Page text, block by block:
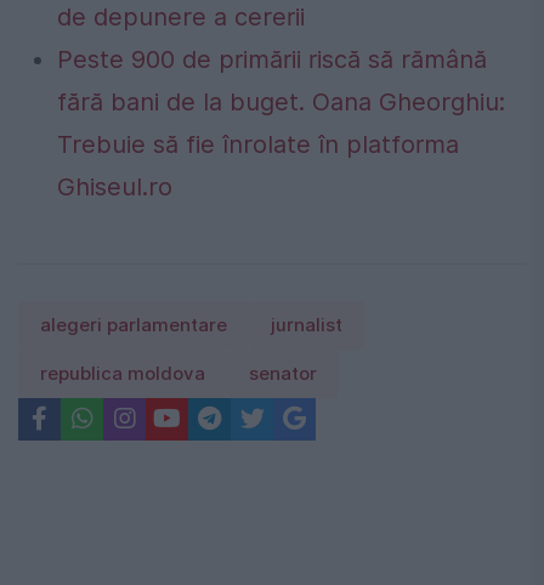
de depunere a cererii
Peste 900 de primării riscă să rămână
fără bani de la buget. Oana Gheorghiu:
Trebuie să fie înrolate în platforma
Ghiseul.ro
alegeri parlamentare jurnalist
republica moldova senator